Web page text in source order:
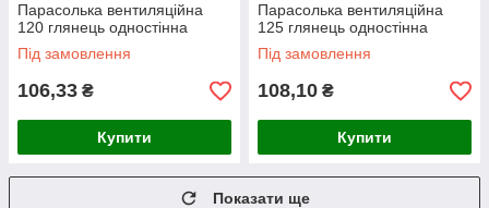
Парасолька вентиляційна
120 глянець одностінна
Під замовлення
106,33 ₴
Купити
Парасолька вентиляційна
125 глянець одностінна
Під замовлення
108,10 ₴
Купити
Показати ще